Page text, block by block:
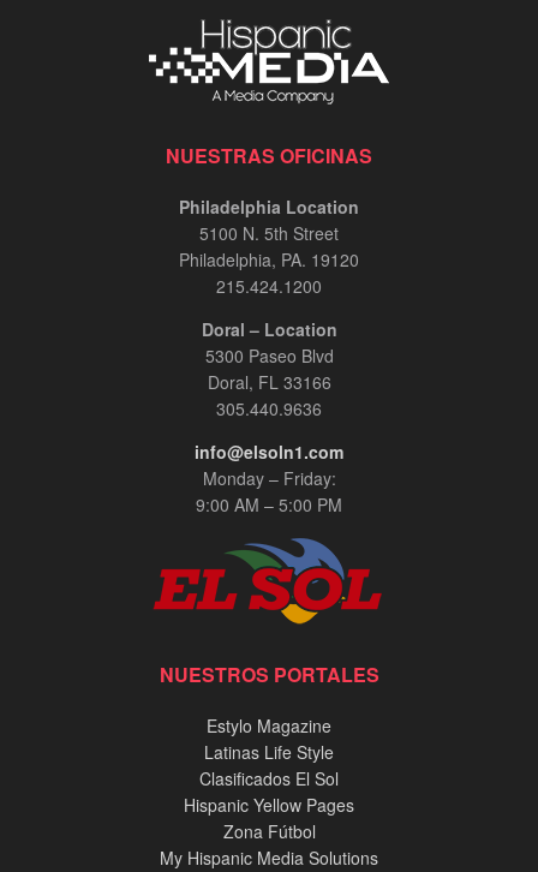
NUESTRAS OFICINAS
Philadelphia Location
5100 N. 5th Street
Philadelphia, PA. 19120
215.424.1200
Doral – Location
5300 Paseo Blvd
Doral, FL 33166
305.440.9636
info@elsoln1.com
Monday – Friday:
9:00 AM – 5:00 PM
NUESTROS PORTALES
Estylo Magazine
Latinas Life Style
Clasificados El Sol
Hispanic Yellow Pages
Zona Fútbol
My Hispanic Media Solutions